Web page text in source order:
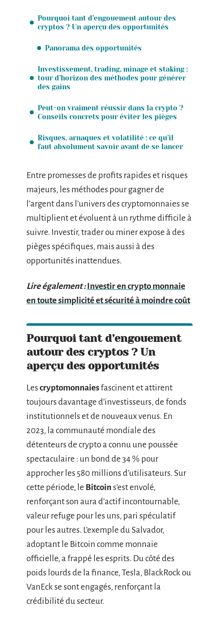
Pourquoi tant d’engouement autour des
cryptos ? Un aperçu des opportunités
Panorama des opportunités
Investissement, trading, minage et staking :
tour d’horizon des méthodes pour générer
des gains
Peut-on vraiment réussir dans la crypto ?
Conseils concrets pour éviter les pièges
Risques, arnaques et volatilité : ce qu’il
faut absolument savoir avant de se lancer
Entre promesses de profits rapides et risques
majeurs, les méthodes pour gagner de
l’argent dans l’univers des cryptomonnaies se
multiplient et évoluent à un rythme difficile à
suivre. Investir, trader ou miner expose à des
pièges spécifiques, mais aussi à des
opportunités inattendues.
Lire également : Investir en crypto monnaie
en toute simplicité et sécurité à moindre coût
Pourquoi tant d’engouement
autour des cryptos ? Un
aperçu des opportunités
Lescryptomonnaiesfascinent et attirent
toujours davantage d’investisseurs, de fonds
institutionnels et de nouveaux venus. En
2023, la communauté mondiale des
détenteurs de crypto a connu une poussée
spectaculaire : un bond de 34 % pour
approcher les 580 millions d’utilisateurs. Sur
cette période, le Bitcoin s’est envolé,
renforçant son aura d’actif incontournable,
valeur refuge pour les uns, pari spéculatif
pour les autres. L’exemple du Salvador,
adoptant le Bitcoin comme monnaie
officielle, a frappé les esprits. Du côté des
poids lourds de la finance, Tesla, BlackRock ou
VanEck se sont engagés, renforçant la
crédibilité du secteur.